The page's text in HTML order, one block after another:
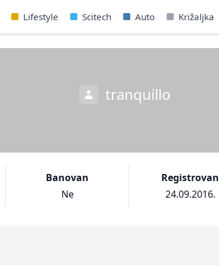
Lifestyle Scitech Auto Križaljka
tranquillo
Banovan
Ne
Registrovan
24.09.2016.